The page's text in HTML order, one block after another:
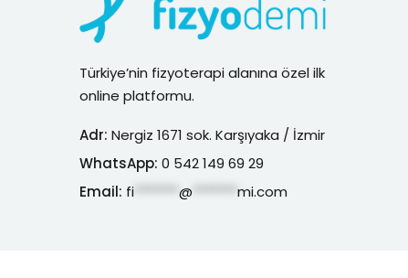
Türkiye’nin fizyoterapi alanına özel ilk
online platformu.
Adr: Nergiz 1671 sok. Karşıyaka / İzmir
WhatsApp: 0 542 149 69 29
Email: fi @ mi.com